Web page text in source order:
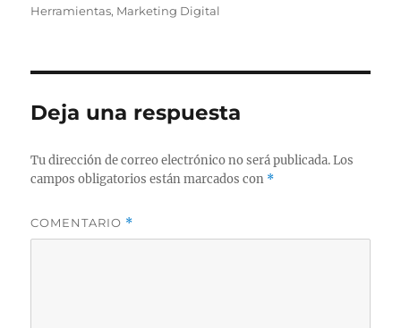
t
b
o
l
a
Herramientas, Marketing Digital
Deja una respuesta
Tu dirección de correo electrónico no será publicada. Los
campos obligatorios están marcados con *
COMENTARIO *